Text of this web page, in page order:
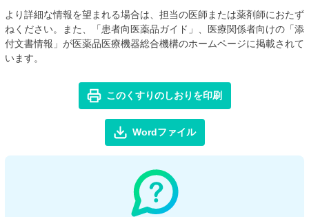
より詳細な情報を望まれる場合は、担当の医師または薬剤師におたず
ねください。また、「患者向医薬品ガイド」、医療関係者向けの「添
付文書情報」が医薬品医療機器総合機構のホームページに掲載されて
います。
このくすりのしおりを印刷
Wordファイル